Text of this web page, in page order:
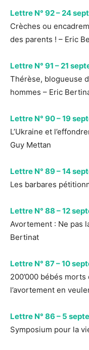
Lettre N° 92 – 24
Crèches ou
des parents ! – Eric
Lettre N° 91 – 21
Thérèse, blogueuse
hommes – Eric
Lettre N° 90 – 19
L’Ukraine et
Guy Mettan
Lettre N° 89 – 14
Les barbares
Lettre N° 88 – 12
Avortement : Ne pas
Bertinat
Lettre N° 87 – 10
200’000 bébés
l’avortement en
Lettre N° 86 – 5
Symposium pour la